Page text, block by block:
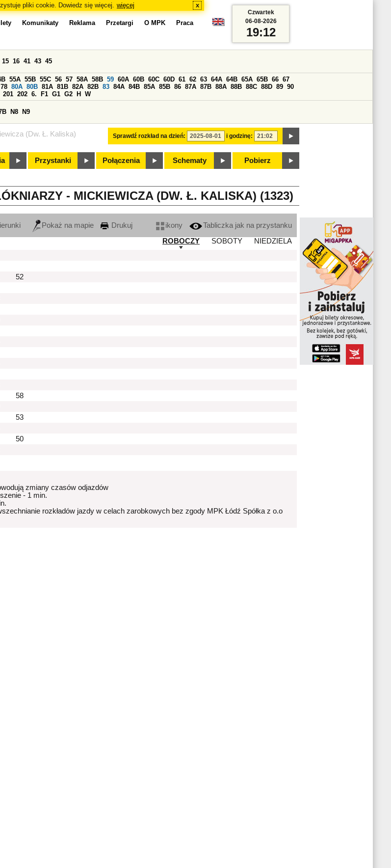
pliki cookie. Dowiedz się więcej. więcej x
(Dw. Ł. Kaliska)
Komunikaty Reklama Przetargi O MPK Praca
Sprawdź rozkład na dzień: i godzinę:
15 16 41 43 45
55A 55B 55C 56 57 58A 58B 59 60A 60B 60C 60D 61 62 63 64A 64B 65A 65B 66 67
78 80A 80B 81A 81B 82A 82B 83 84A 84B 85A 85B 86 87A 87B 88A 88B 88C 88D 89 90
201 202 6. F1 G1 G2 H W
N8 N9
Przystanki Połączenia Schematy Pobierz
Czwartek
06-08-2026
19:12
- MICKIEWICZA (DW. Ł. KALISKA) (1323)
Pokaż na mapie Drukuj ikony
Tabliczka jak na przystanku
ROBOCZY
SOBOTY
NIEDZIELA
52
58
53
50
zmiany czasów odjazdów
- 1 min.
rozkładów jazdy w celach zarobkowych bez zgody MPK Łódź Spółka z o.o